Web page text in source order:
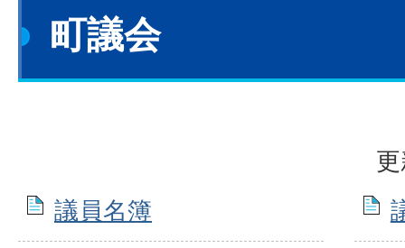
町議会
議員名簿